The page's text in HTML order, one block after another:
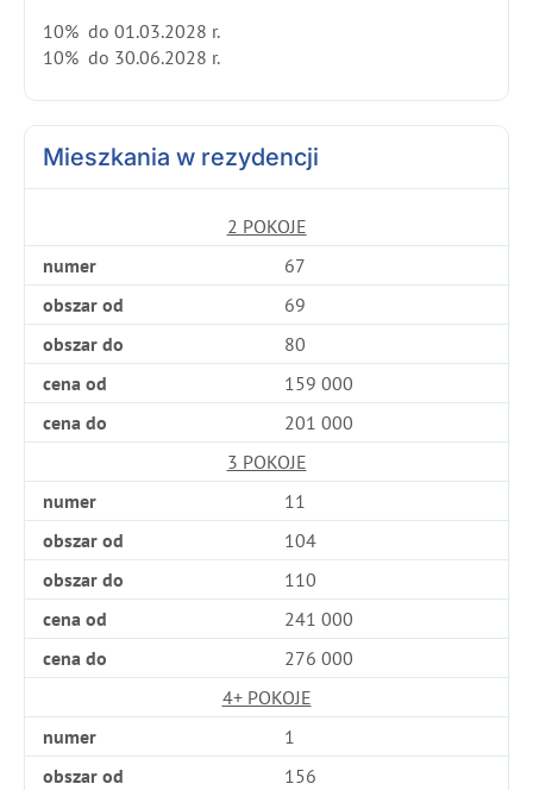
10% do 01.03.2028 r.
10% do 30.06.2028 r.
Mieszkania w rezydencji
2 POKOJE
numer
67
obszar od
69
obszar do
80
cena od
159 000
cena do
201 000
3 POKOJE
numer
11
obszar od
104
obszar do
110
cena od
241 000
cena do
276 000
4+ POKOJE
numer
1
obszar od
156